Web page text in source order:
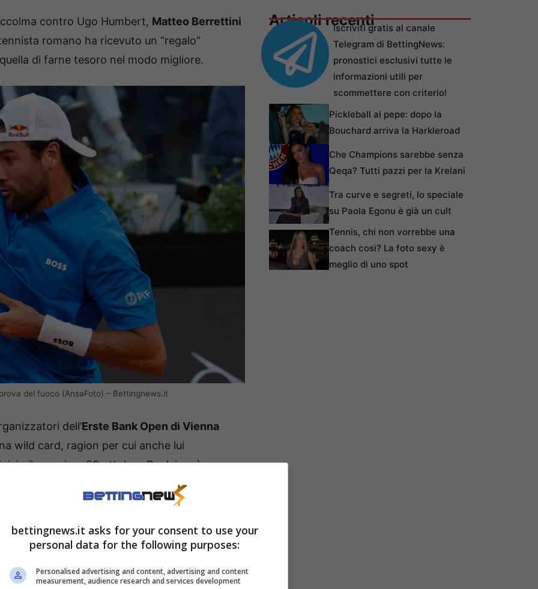
contro Ugo Humbert, Matteo Berrettini
romano ha ricevuto un “regalo”
di farne tesoro nel modo migliore.
del fuoco (AnsaFoto) – Bettingnews.it
dell’Erste Bank Open di Vienna
wild card, ragion per cui anche lui
il prossimo 20 ottobre. Per lui sarà
e fiducia nelle gambe dopo un periodo
e partite “incolori”.
cercherà di ritrovare il suo tennis migliore
in seguito all’eliminazione al primo
Articoli recentiIscriviti gratis al canale
Telegram di BettingNews:
pronostici esclusivi tutte le
informazioni utili per
scommettere con criterio!
Pickleball al pepe: dopo la
Bouchard arriva la Harkleroad
Che Champions sarebbe senza
Qeqa? Tutti pazzi per la Krelani
Tra curve e segreti, lo speciale
su Paola Egonu è già un cult
Tennis, chi non vorrebbe una
coach così? La foto sexy è
meglio di uno spot
bettingnews.it asks for your consent to use your
personal data for the following purposes:
Personalised advertising and content, advertising and content
measurement, audience research and services development